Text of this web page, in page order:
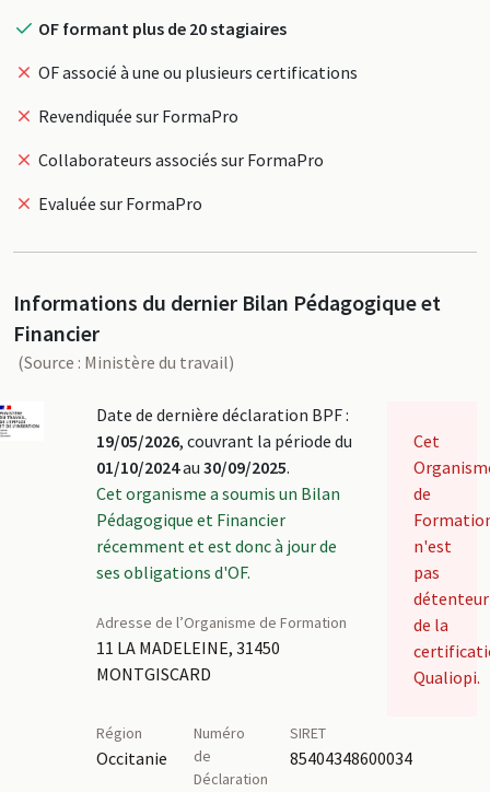
OF formant plus de 20 stagiaires
OF associé à une ou plusieurs certifications
Revendiquée sur FormaPro
Collaborateurs associés sur FormaPro
Evaluée sur FormaPro
Informations du dernier Bilan Pédagogique et
Financier
(Source : Ministère du travail)
Date de dernière déclaration BPF :
19/05/2026, couvrant la période du
01/10/2024au 30/09/2025.
Cet organisme a soumis un Bilan
Pédagogique et Financier
récemment et est donc à jour de
ses obligations d'OF.
Adresse de l’Organisme de Formation
11 LA MADELEINE, 31450
MONTGISCARD
Région
Occitanie
Numéro
de
Déclaration
SIRET
85404348600034
Cet
de
n'est
pas
détenteur
de la
Qualiopi.